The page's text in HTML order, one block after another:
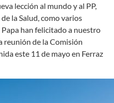
lección al mundo y al PP,
la Salud, como varios
han felicitado a nuestro
reunión de la Comisión
este 11 de mayo en Ferraz